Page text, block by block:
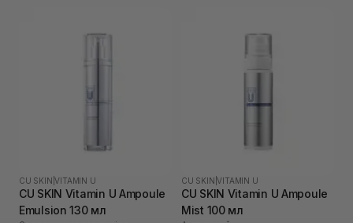
CU SKIN |VITAMIN U
CU SKIN Vitamin U Ampoule
Emulsion 130 мл
CU SKIN |VITAMIN U
CU SKIN Vitamin U Ampoule
Mist 100 мл